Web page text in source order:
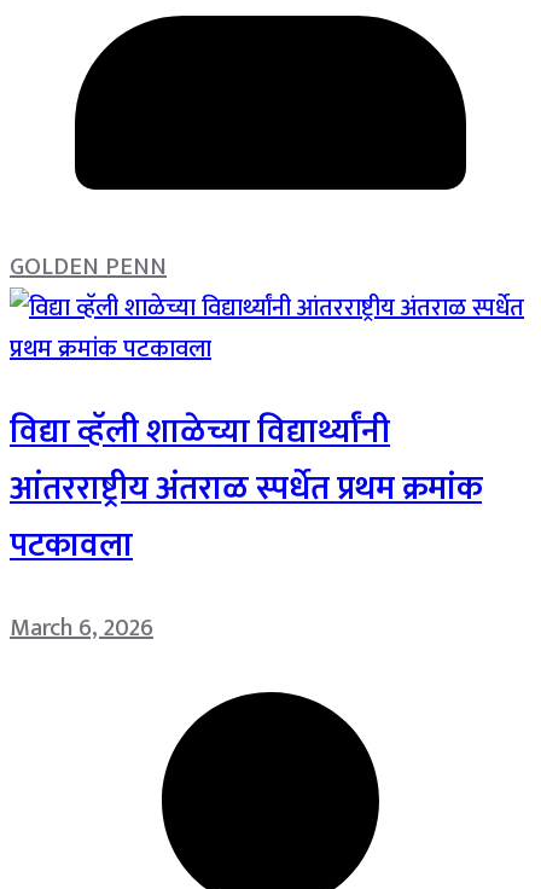
GOLDEN PENN
विद्या व्हॅली शाळेच्या विद्यार्थ्यांनी
आंतरराष्ट्रीय अंतराळ स्पर्धेत प्रथम क्रमांक
पटकावला
March 6, 2026